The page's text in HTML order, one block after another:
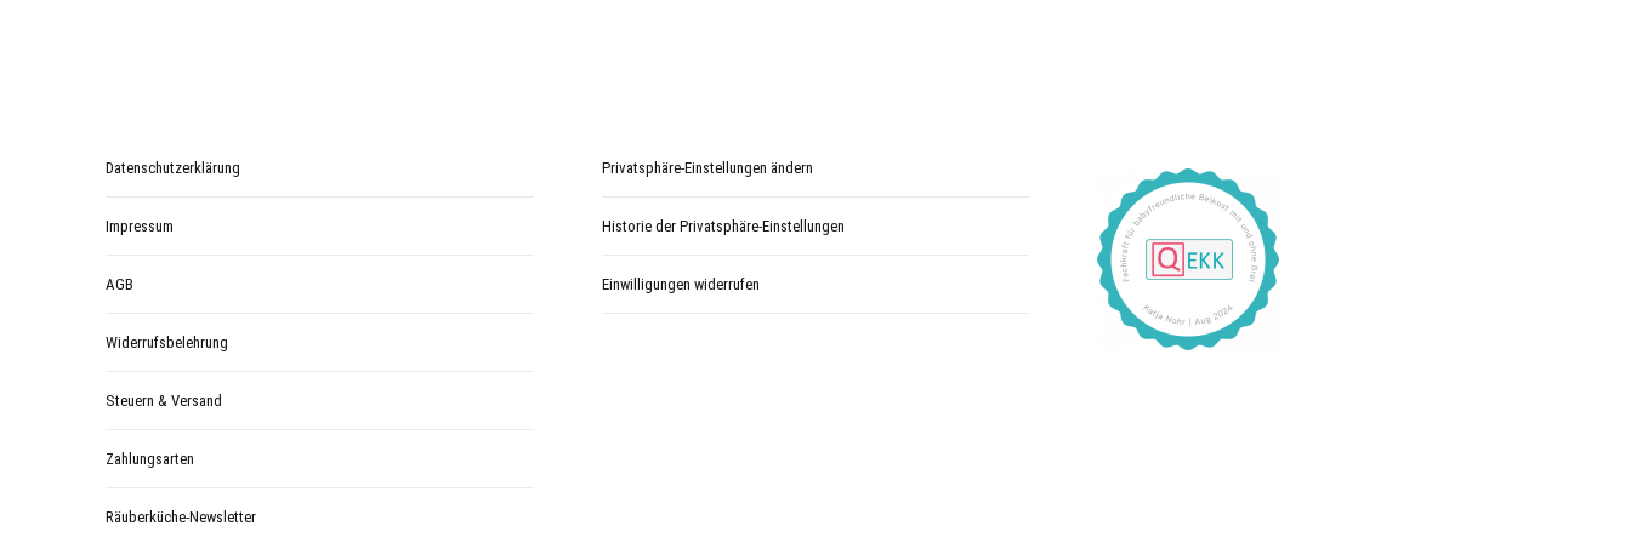
Datenschutzerklärung
Impressum
AGB
Widerrufsbelehrung
Steuern & Versand
Zahlungsarten
Räuberküche-Newsletter
Privatsphäre-Einstellungen ändern
Historie der Privatsphäre-Einstellungen
Einwilligungen widerrufen